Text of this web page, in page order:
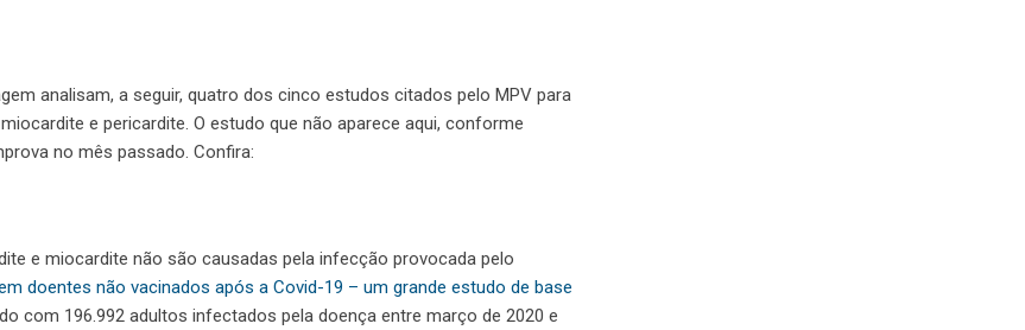
analisam, a seguir, quatro dos cinco estudos citados pelo MPV para
e pericardite. O estudo que não aparece aqui, conforme
no mês passado. Confira:
e miocardite não são causadas pela infecção provocada pelo
doentes não vacinados após a Covid-19 – um grande estudo de base
com 196.992 adultos infectados pela doença entre março de 2020 e